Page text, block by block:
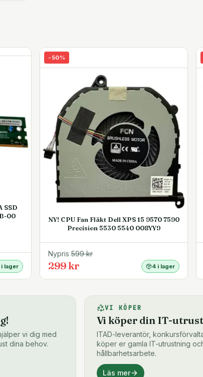
SSD
00
i lager
- 50%
NY! CPU Fan Fläkt Dell XPS 15 9570 7590
Precision 5530 5540 008YY9
Nypris 599kr
299 kr 4 i lager
vi dig med
dina behov.
VI KÖPER
Vi köper din IT-
ITAD-leverantör,
köper er gamla IT-utrustning
hållbarhetsarbete.
Läs mer